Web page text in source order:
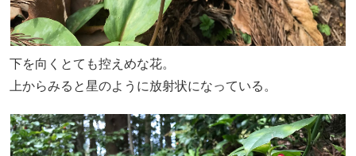
下を向くとても控えめな花。
上からみると星のように放射状になっている。